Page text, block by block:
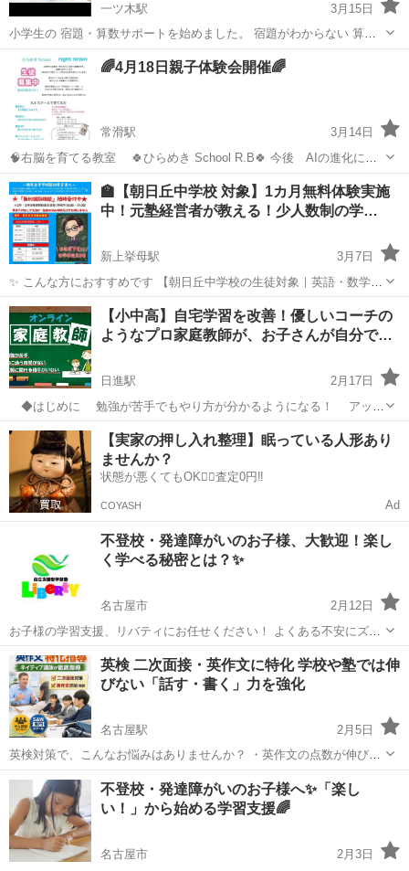
一ツ木駅
3月15日
小学生の 宿題・算数サポートを始めました。 宿題がわからない 算数
が少し苦手なお子さん そんな子をサポートします。 少人数の個別指導
なので 一人一人しっかり見ます。 まずは体験からどうぞ。 体験 200
円 場所 桜...
愛知 刈谷市 一ツ木駅 塾 算数
🌈4月18日親子体験会開催🌈
常滑駅
3月14日
🧠右脳を育てる教室 🍀ひらめき School R.B🍀 今後 AIの進化によ
り環境は激しく変化します！そこで必ず必要とされる能力、スキル。
「自分で考える力」「考えをまとめる力」「それを言葉や行動で伝え
る力」と「コミニ...
愛知 常滑市 常滑駅 塾 月謝
🏫【朝日丘中学校 対象】1カ月無料体験実施
中！元塾経営者が教える！少人数制の学…
新上挙母駅
3月7日
✨ こんな方におすすめです 【朝日丘中学校の生徒対象｜英語・数学｜
少人数制 学習教室 生徒募集】 「中学生になったけど、まだ本格的な
塾は早いかも…」 「毎月の高い月謝は、正直ちょっと負担…」 そんな
保護者の方に向けた、...
愛知 豊田市 新上挙母駅 塾 月謝
【小中高】自宅学習を改善！優しいコーチの
ようなプロ家庭教師が、お子さんが自分で…
日進駅
2月17日
◆はじめに 勉強が苦手でもやり方が分かるようになる！ アット
ホームなプロ家庭教師のさかきまです。 2026年4月現在、小6の息子
と小3の娘を持つ母親です。 個別指導塾（教室長経験あり）や家庭
教師、合...
愛知 愛知郡 日進駅 塾 無料
【実家の押し入れ整理】眠っている人形あり
ませんか？
状態が悪くてもOK🙆‍♀️査定0円‼️
COYASH Ad
不登校・発達障がいのお子様、大歓迎！楽し
く学べる秘密とは？✨
名古屋市
2月12日
お子様の学習支援、リバティにお任せください！ よくある不安にズバ
リお答えします😊 ​Q. 学校の教科書が全然わからなくても大丈夫？ A.
もちろんです！前の学年に戻って、わかる場所から楽しくスタートし
ます。 ​Q. ...
愛知 名古屋市 塾 不登校
英検 二次面接・英作文に特化 学校や塾では伸
びない「話す・書く」力を強化
名古屋駅
2月5日
英検対策で、こんなお悩みはありませんか？ ・英作文の点数が伸びな
い ・面接（二次試験）がとにかく不安 ・学校や塾ではスピーキング練
習が足りない ・「答え方」は分かっても、英語で言えない ・ネイティ
ブの発音・表現...
愛知 名古屋市 名古屋駅 塾
不登校・発達障がいのお子様へ✨「楽し
い！」から始める学習支援🌈
名古屋市 2月3日